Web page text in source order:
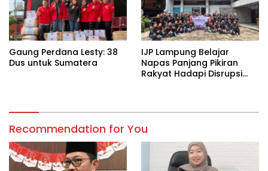
Gaung Perdana Lesty: 38
Dus untuk Sumatera
IJP Lampung Belajar
Napas Panjang Pikiran
Rakyat Hadapi Disrupsi
Recommendation for You